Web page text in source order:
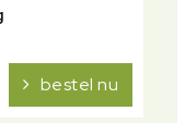
bestel nu